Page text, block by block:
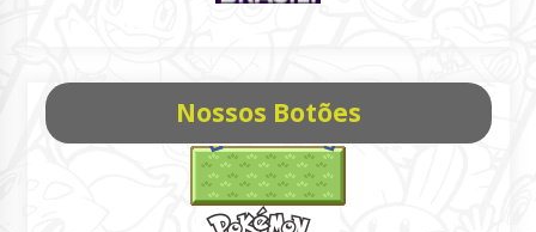
Nossos Botões